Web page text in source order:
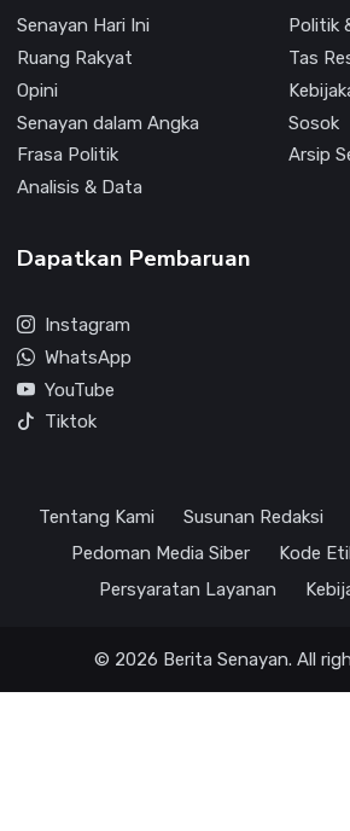
Senayan Hari Ini
Politik
Ruang Rakyat
Tas
Opini
Senayan dalam Angka
Sosok
Frasa Politik
Arsip
Analisis & Data
Dapatkan Pembaruan
Instagram
WhatsApp
YouTube
Tiktok
Tentang Kami Susunan Redaksi
Pedoman Media Siber
Kode
Persyaratan Layanan
© 2026 Berita Senayan. All